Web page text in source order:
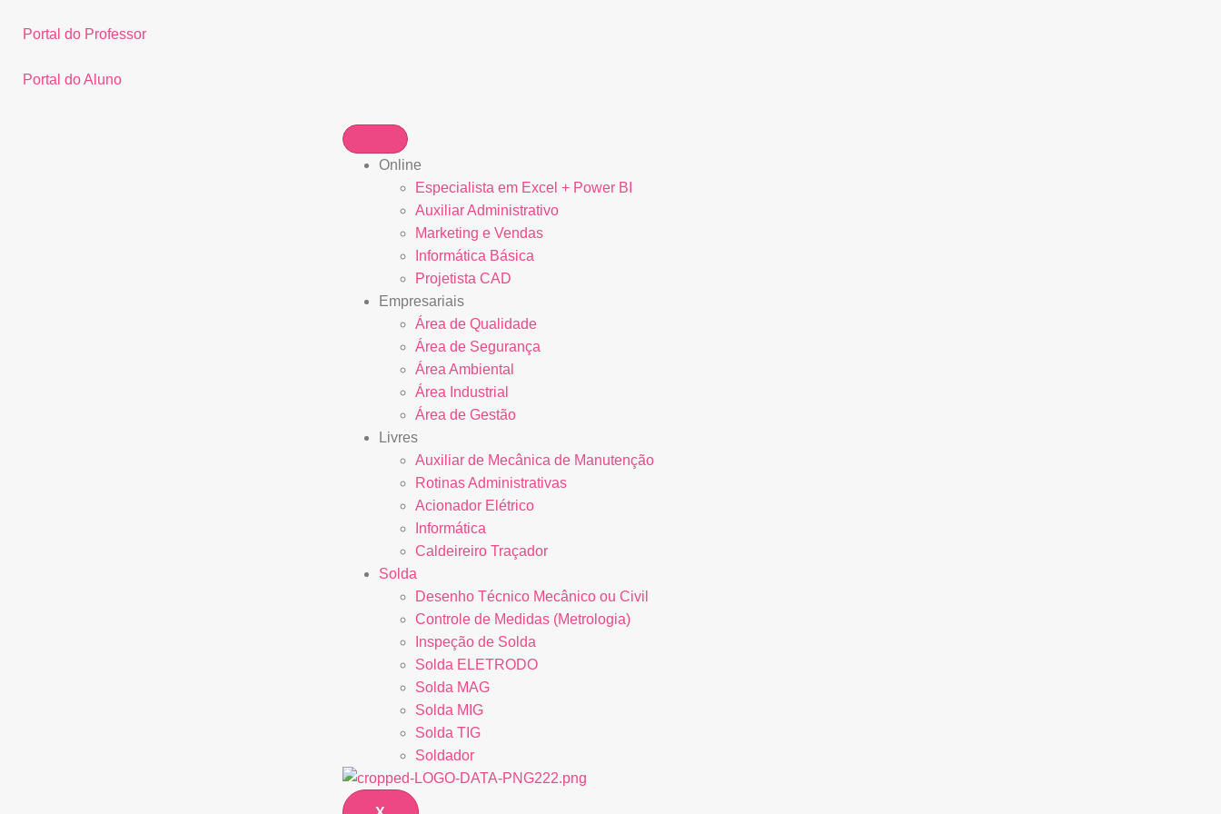
Portal do Professor
Portal do Aluno
Online
Especialista em Excel + Power BI
Auxiliar Administrativo
Marketing e Vendas
Informática Básica
Projetista CAD
Empresariais
Área de Qualidade
Área de Segurança
Área Ambiental
Área Industrial
Área de Gestão
Livres
Auxiliar de Mecânica de Manutenção
Rotinas Administrativas
Acionador Elétrico
Informática
Caldeireiro Traçador
Solda
Desenho Técnico Mecânico ou Civil
Controle de Medidas (Metrologia)
Inspeção de Solda
Solda ELETRODO
Solda MAG
Solda MIG
Solda TIG
Soldador